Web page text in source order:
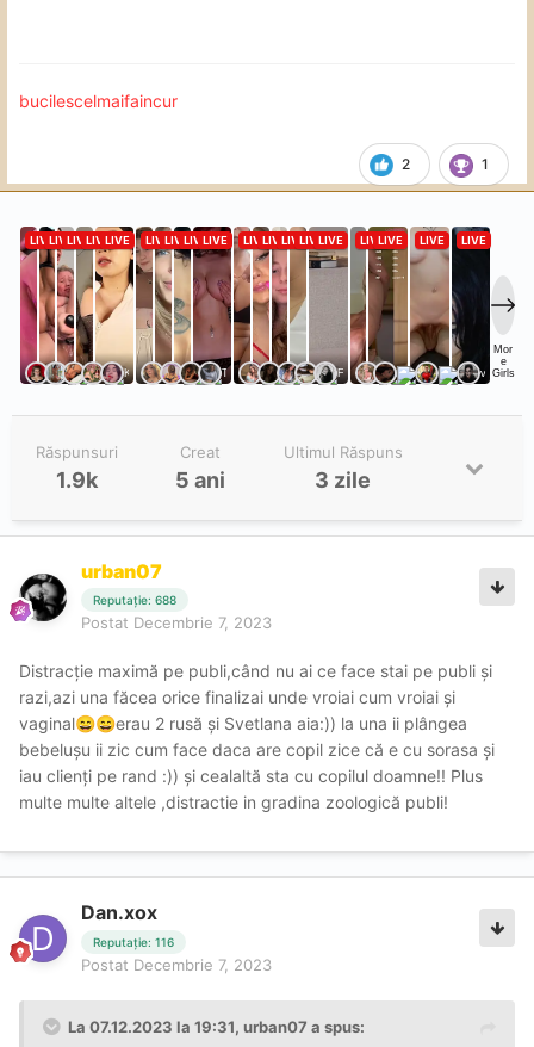
2 1
bucilescelmaifaincur
Răspunsuri
1.9k
Creat
5 ani
Ultimul Răspuns
3 zile
urban07
Reputație: 688
Postat Decembrie 7, 2023
Distracție maximă pe publi,când nu ai ce face stai pe publi și
razi,azi una făcea orice finalizai unde vroiai cum vroiai și
vaginal😄😄erau 2 rusă și Svetlana aia:)) la una ii plângea
bebelușu ii zic cum face daca are copil zice că e cu sorasa și
iau clienți pe rand :)) și cealaltă sta cu copilul doamne!! Plus
multe multe altele ,distractie in gradina zoologică publi!
Dan.xox
Reputație: 116
Postat Decembrie 7, 2023
La 07.12.2023 la 19:31, urban07 a spus: